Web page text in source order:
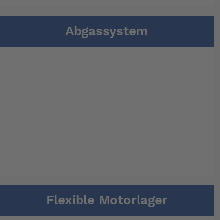
Abgassystem
Flexible Motorlager